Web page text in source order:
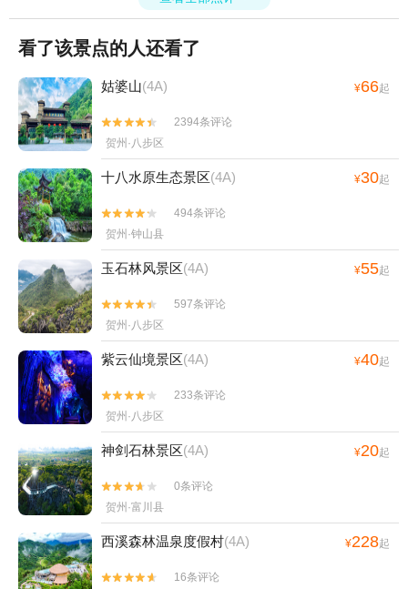
看了该景点的人还看了
姑婆山(4A) ¥66起


2394条评论
贺州·八步区
十八水原生态景区(4A) ¥30起


494条评论
贺州·钟山县
玉石林风景区(4A) ¥55起


597条评论
贺州·八步区
紫云仙境景区(4A) ¥40起


233条评论
贺州·八步区
神剑石林景区(4A) ¥20起


0条评论
贺州·富川县
西溪森林温泉度假村(4A) ¥228起

 16条评论